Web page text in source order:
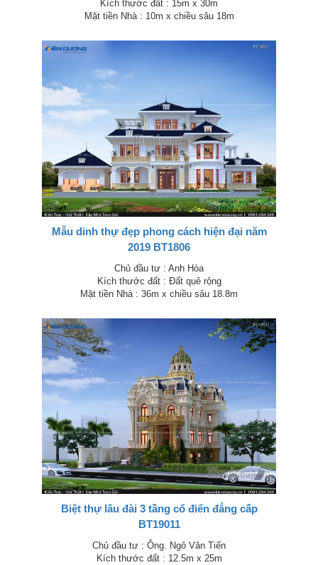
Kích thước đất : 15m x 30m
Mặt tiền Nhà : 10m x chiều sâu 18m
Mẫu dinh thự đẹp phong cách hiện đại năm
2019 BT1806
Chủ đầu tư : Anh Hòa
Kích thước đất : Đất quê rộng
Mặt tiền Nhà : 36m x chiều sâu 18.8m
Biệt thự lâu đài 3 tầng cổ điển đẳng cấp
BT19011
Chủ đầu tư : Ông. Ngô Văn Tiến
Kích thước đất : 12.5m x 25m